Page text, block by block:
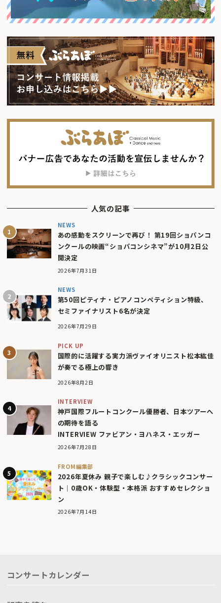
人気の記事
NEWS
あの感動をスクリーンで再び！ 第19回ショパンコ
ンクールの映画“ショパコンシネマ”が10月2日公
開決定
2026年7月31日
NEWS
第50回ピティナ・ピアノコンペティション特級、
セミファイナリスト6名が決定
2026年7月29日
PICK UP
国際的に活躍する実力派ヴァイオリニスト松本紘佳
が奏でる極上の響き
2026年8月2日
INTERVIEW
神戸国際フルートコンクール優勝者、日本ツアーへ
の期待を語る
INTERVIEW ファビアン・ヨハネス・エッガー
2026年7月28日
FROM編集部
2026年夏休み 親子で楽しむ♪クラシックコンサー
ト｜0歳OK・体験型・本格派 おすすめセレクショ
ン
2026年7月14日
コンサートカレンダー